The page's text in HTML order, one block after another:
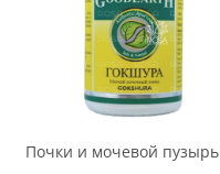
Почки и мочевой пузырь